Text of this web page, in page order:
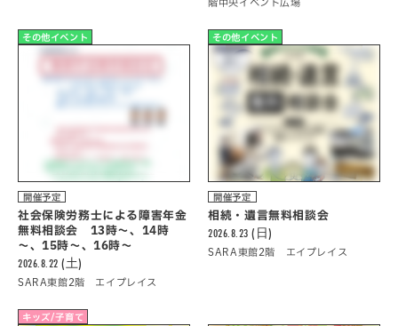
階中央イベント広場
その他イベント
開催予定
社会保険労務士による障害年金
無料相談会 13時～、14時
～、15時～、16時～
2026.8.22 (土)
SARA東館2階 エイプレイス
その他イベント
開催予定
相続・遺言無料相談会
2026.8.23 (日)
SARA東館2階 エイプレイス
キッズ/子育て